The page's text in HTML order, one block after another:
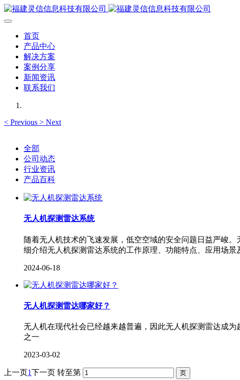
首页
产品中心
解决方案
案例分享
新闻资讯
联系我们
< Previous > Next
全部
公司动态
行业资讯
产品百科
无人机探测雷达系统
随着无人机技术的飞速发展，低空空域的安全问题日益严峻
细介绍无人机探测雷达系统的工作原理、功能特点、应用场
2024-06-18
无人机探测雷达哪家好？
无人机在现代社会已经越来越普遍，因此无人机探测雷达成
之一
2023-03-02
上一页1下一页 转至第